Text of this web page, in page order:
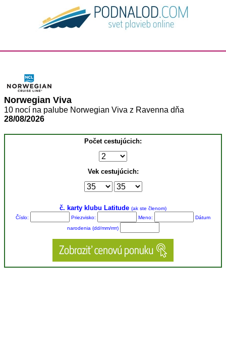
Norwegian Viva
10 nocí na palube Norwegian Viva z Ravenna dňa
28/08/2026
Počet cestujúcich:
Vek cestujúcich:
č. karty klubu Latitude (ak ste členom)
Číslo:
Priezvisko: Meno:
Dátum
narodenia (dd/mm/rrrr)